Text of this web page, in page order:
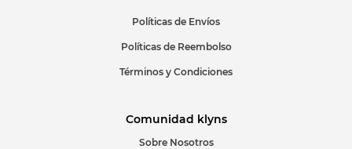
ENVIAR COMENTARIO
Políticas de Envíos
Políticas de Reembolso
Términos y Condiciones
Comunidad klyns
Sobre Nosotros